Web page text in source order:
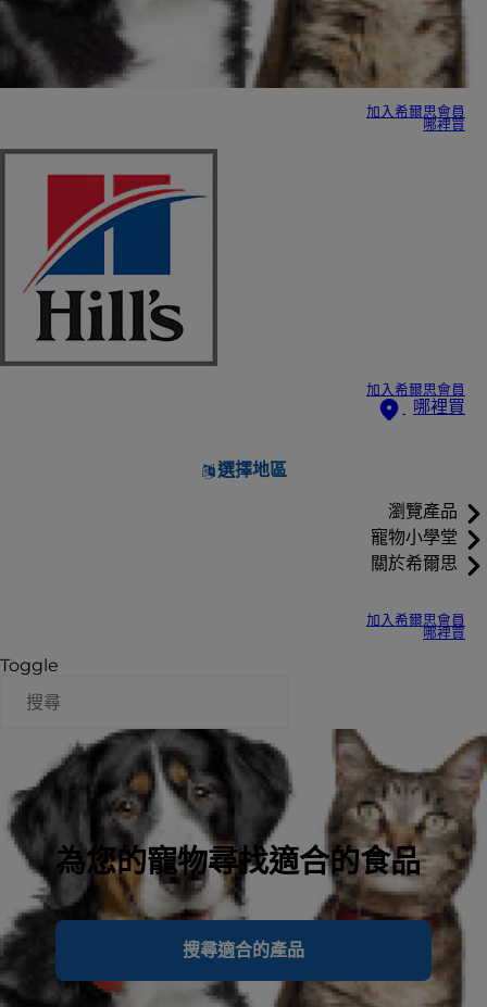
加入希爾思會員
哪裡買
加入希爾思會員
哪裡買
選擇地區
瀏覽產品
寵物小學堂
關於希爾思
加入希爾思會員
哪裡買
Toggle
為您的寵物尋找適合的食品
搜尋適合的產品